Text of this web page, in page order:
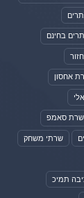
בחינם
אחסון
שרת סאמפ
שרתי משחק
תמיכ